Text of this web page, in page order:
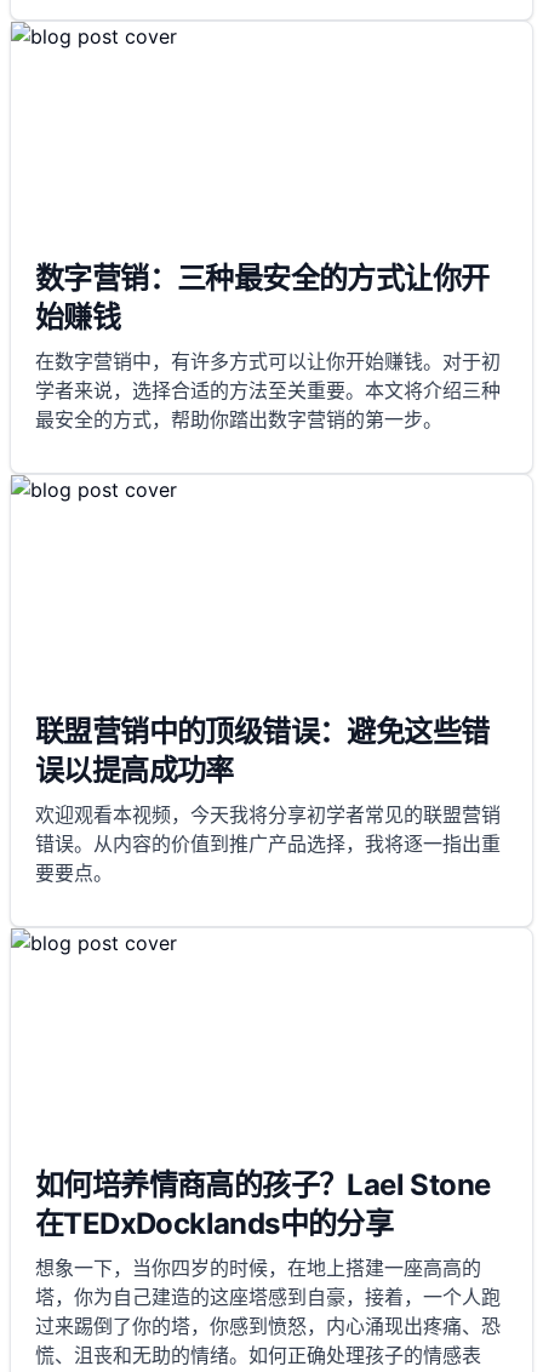
数字营销：三种最安全的方式让你开
始赚钱
在数字营销中，有许多方式可以让你开始赚钱。对于初
学者来说，选择合适的方法至关重要。本文将介绍三种
最安全的方式，帮助你踏出数字营销的第一步。
联盟营销中的顶级错误：避免这些错
误以提高成功率
欢迎观看本视频，今天我将分享初学者常见的联盟营销
错误。从内容的价值到推广产品选择，我将逐一指出重
要要点。
如何培养情商高的孩子？Lael Stone
在TEDxDocklands中的分享
想象一下，当你四岁的时候，在地上搭建一座高高的
塔，你为自己建造的这座塔感到自豪，接着，一个人跑
过来踢倒了你的塔，你感到愤怒，内心涌现出疼痛、恐
慌、沮丧和无助的情绪。如何正确处理孩子的情感表